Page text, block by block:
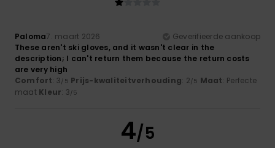
Paloma7. maart 2026
Geverifieerde aankoop
These aren't ski gloves, and it wasn't clear in the
description; I can't return them because the return costs
are very high
Comfort: 3/5 Prijs-kwaliteitverhouding: 2/5 Maat: Perfecte
maat Kleur: 3/5
4/5